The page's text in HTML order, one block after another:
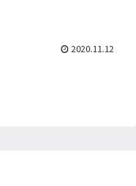
2020.11.12